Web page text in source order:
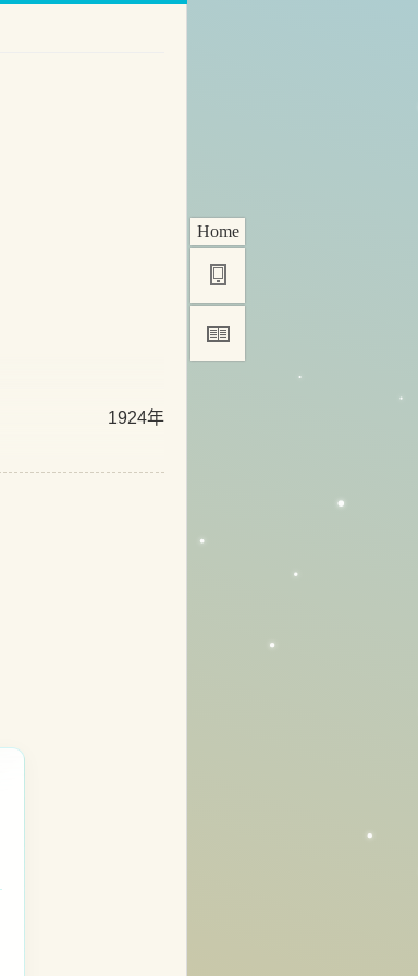
Home
1924年